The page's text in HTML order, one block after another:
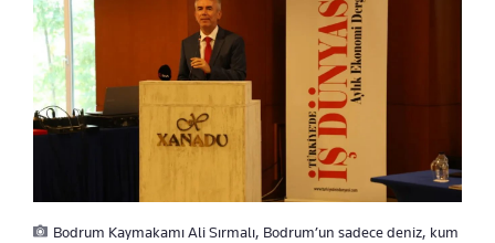
Bodrum Kaymakamı Ali Sırmalı, Bodrum’un sadece deniz, kum